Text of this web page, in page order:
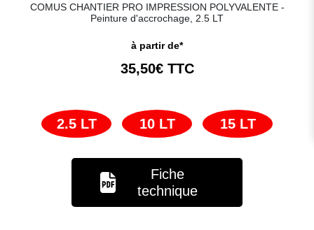
COMUS CHANTIER PRO IMPRESSION POLYVALENTE -
Peinture d'accrochage, 2.5 LT
à partir de*
35,50€ TTC
2.5 LT 10 LT 15 LT
Fiche
technique